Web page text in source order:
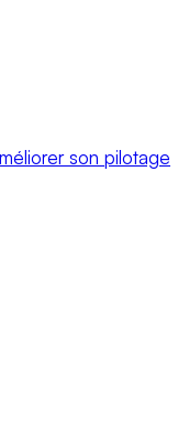
son pilotage